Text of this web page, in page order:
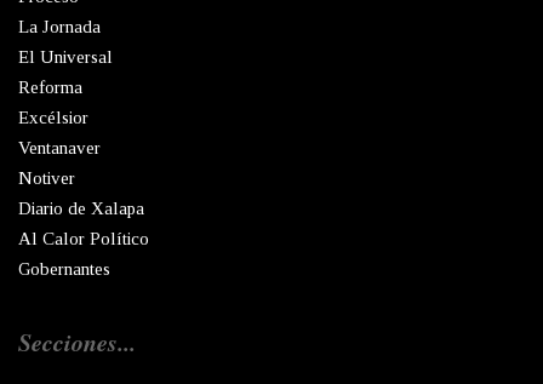
La Jornada
El Universal
Reforma
Excélsior
Ventanaver
Notiver
Diario de Xalapa
Al Calor Político
Gobernantes
Secciones...